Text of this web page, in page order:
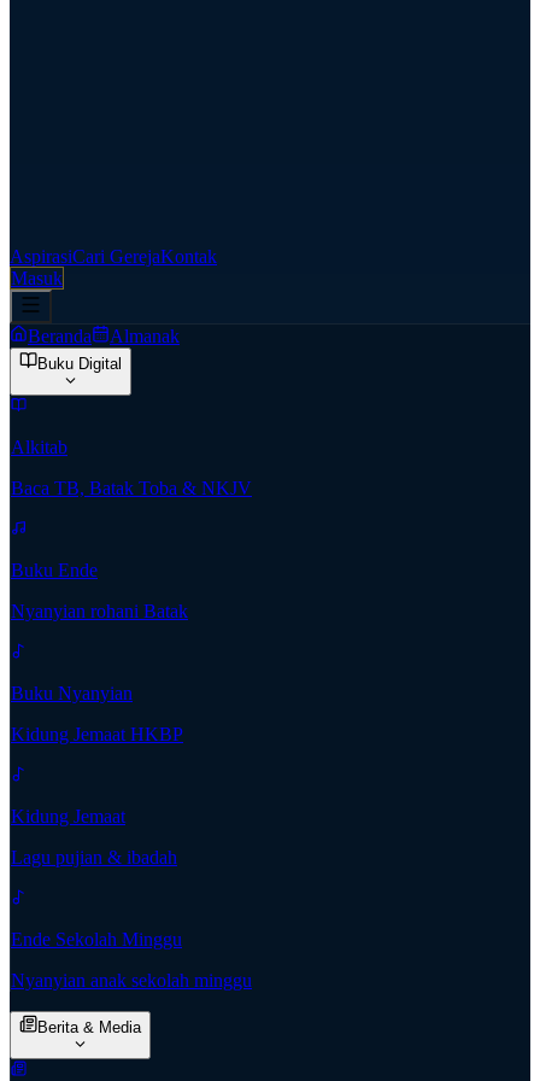
AspirasiCari GerejaKontak
Masuk
Beranda Almanak
Buku Digital
Alkitab
Baca TB, Batak Toba & NKJV
Buku Ende
Nyanyian rohani Batak
Buku Nyanyian
Kidung Jemaat HKBP
Kidung Jemaat
Lagu pujian & ibadah
Ende Sekolah Minggu
Nyanyian anak sekolah minggu
Berita & Media